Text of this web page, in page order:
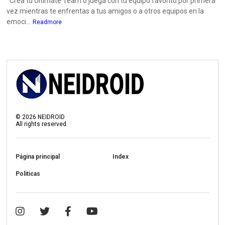
vez mientras te enfrentas a tus amigos o a otros equipos en la
emoci...
Readmore
© 2026 NEIDROID
All rights reserved.
Página principal Index
Politicas